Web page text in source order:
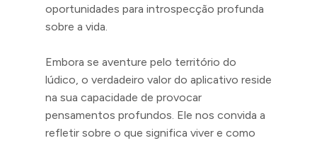
oportunidades para introspecção profunda
sobre a vida.
Embora se aventure pelo território do
lúdico, o verdadeiro valor do aplicativo reside
na sua capacidade de provocar
pensamentos profundos. Ele nos convida a
refletir sobre o que significa viver e como